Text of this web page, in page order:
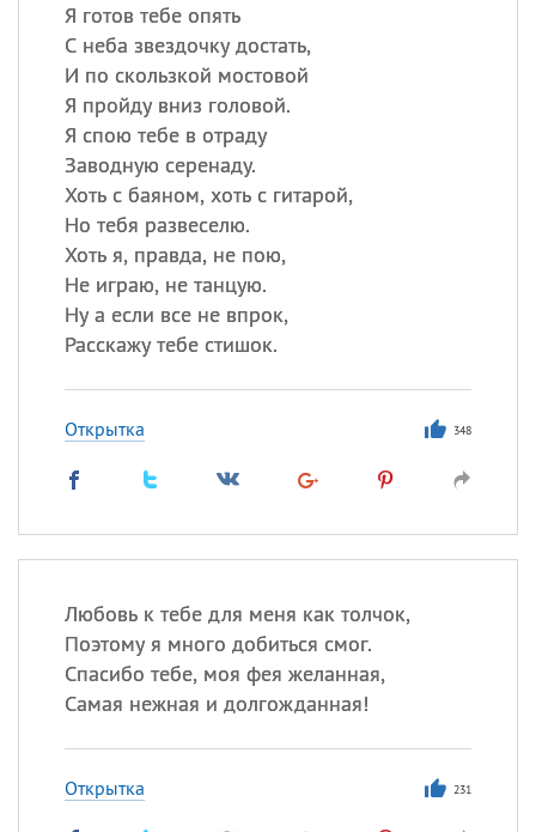
Я готов тебе опять
С неба звездочку достать,
И по скользкой мостовой
Я пройду вниз головой.
Я спою тебе в отраду
Заводную серенаду.
Хоть с баяном, хоть с гитарой,
Но тебя развеселю.
Хоть я, правда, не пою,
Не играю, не танцую.
Ну а если все не впрок,
Расскажу тебе стишок.
Открытка 348
Любовь к тебе для меня как толчок,
Поэтому я много добиться смог.
Спасибо тебе, моя фея желанная,
Самая нежная и долгожданная!
Открытка 231